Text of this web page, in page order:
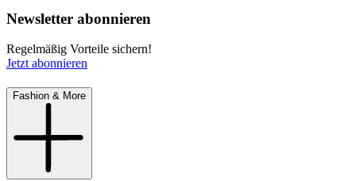
Newsletter abonnieren
Regelmäßig Vorteile sichern!
Jetzt abonnieren
Fashion & More